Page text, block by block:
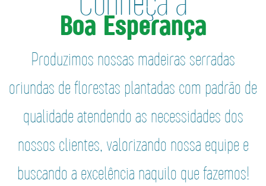
Boa Esperança
Produzimos nossas madeiras serradas
oriundas de florestas plantadas com padrão de
qualidade atendendo as necessidades dos
nossos clientes, valorizando nossa equipe e
buscando a excelência naquilo que fazemos!